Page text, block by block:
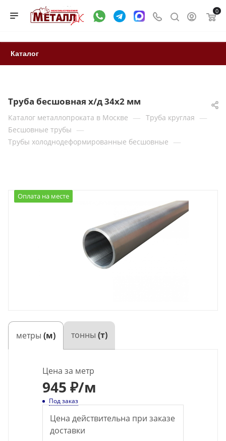
0
Каталог
Труба бесшовная х/д 34х2 мм
Каталог металлопроката в Москве — Труба круглая —
Бесшовные трубы —
Трубы холоднодеформированные бесшовные —
Оплата на месте
метры (м) тонны (т)
Цена за метр
945 ₽/м
Под заказ
Цена действительна при заказе
доставки